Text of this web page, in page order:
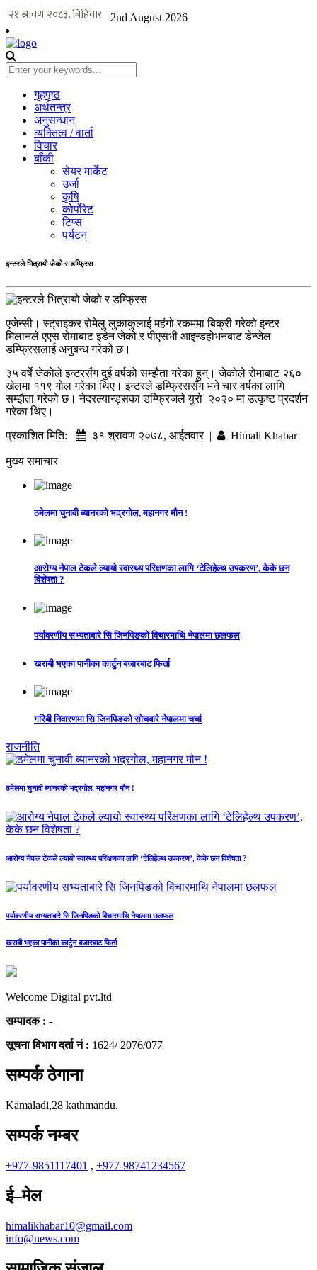
2nd August 2026
गृहपृष्ठ
अर्थतन्त्र
अनुसन्धान
व्यक्तित्व / वार्ता
विचार
बाँकी
सेयर मार्केट
उर्जा
कृषि
कोर्पोरेट
टिप्स
पर्यटन
इन्टरले भित्रायो जेको र डम्फ्रिस
एजेन्सी। स्ट्राइकर रोमेलु लुकाकुलाई महंगो रकममा बिक्री गरेको इन्टर
मिलानले एएस रोमाबाट इडेन जेको र पीएसभी आइन्डहोभनबाट डेन्जेल
डम्फ्रिसलाई अनुबन्ध गरेको छ।
३५ वर्षे जेकोले इन्टरसँग दुई वर्षको सम्झैता गरेका हुन्। जेकोले रोमाबाट २६०
खेलमा ११९ गोल गरेका थिए। इन्टरले डम्फ्रिससँग भने चार वर्षका लागि
सम्झैता गरेको छ। नेदरल्यान्ड्सका डम्फ्रिजले युरो–२०२० मा उत्कृष्ट प्रदर्शन
गरेका थिए।
प्रकाशित मिति:
३१ श्रावण २०७८, आईतवार | Himali Khabar
मुख्य समाचार
ठमेलमा चुनावी ब्यानरको भद्रगोल, महानगर मौन !
आरोग्य नेपाल टेकले ल्यायो स्वास्थ्य परिक्षणका लागि ‘टेलिहेल्थ उपकरण’, केके छन
विशेषता ?
पर्यावरणीय सभ्यताबारे सि जिनपिङको विचारमाथि नेपालमा छलफल
खराबी भएका पानीका कार्टुन बजारबाट फिर्ता
गरिबी निवारणमा सि जिनपिङको सोचबारे नेपालमा चर्चा
राजनीति
ठमेलमा चुनावी ब्यानरको भद्रगोल, महानगर मौन !
आरोग्य नेपाल टेकले ल्यायो स्वास्थ्य परिक्षणका लागि ‘टेलिहेल्थ उपकरण’, केके छन विशेषता ?
पर्यावरणीय सभ्यताबारे सि जिनपिङको विचारमाथि नेपालमा छलफल
खराबी भएका पानीका कार्टुन बजारबाट फिर्ता
Welcome Digital pvt.ltd
सम्पादक : -
सूचना विभाग दर्ता नं : 1624/ 2076/077
सम्पर्क ठेगाना
Kamaladi,28 kathmandu.
सम्पर्क नम्बर
+977-9851117401 , +977-98741234567
ई–मेल
himalikhabar10@gmail.com
info@news.com